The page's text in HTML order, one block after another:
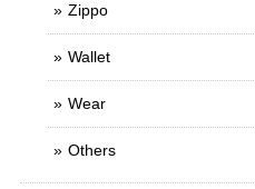
Zippo
Wallet
Wear
Others